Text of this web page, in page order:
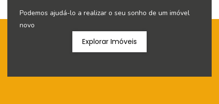
Podemos ajudá-lo a realizar o seu sonho de um imóvel
novo
Explorar Imóveis